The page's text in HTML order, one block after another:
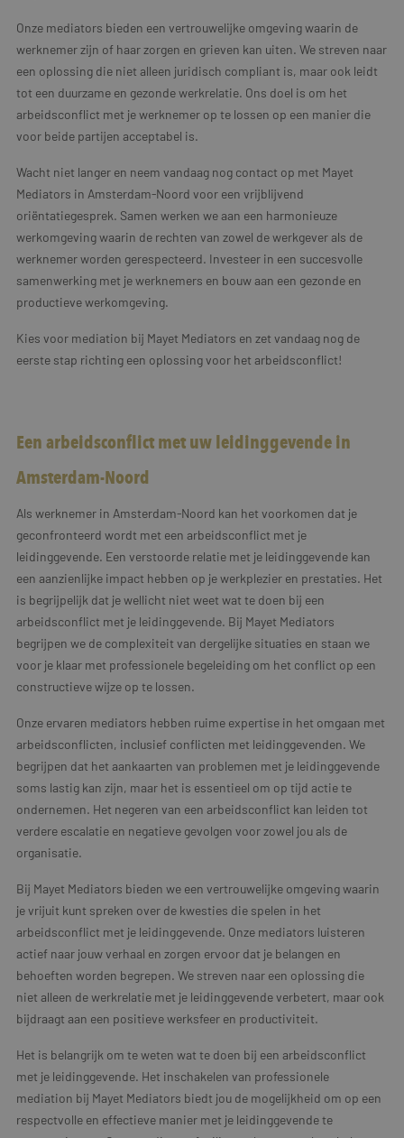
Onze mediators bieden een vertrouwelijke omgeving waarin de
werknemer zijn of haar zorgen en grieven kan uiten. We streven naar
een oplossing die niet alleen juridisch compliant is, maar ook leidt
tot een duurzame en gezonde werkrelatie. Ons doel is om het
arbeidsconflict met je werknemer op te lossen op een manier die
voor beide partijen acceptabel is.
Wacht niet langer en neem vandaag nog contact op met Mayet
Mediators in Amsterdam-Noord voor een vrijblijvend
oriëntatiegesprek. Samen werken we aan een harmonieuze
werkomgeving waarin de rechten van zowel de werkgever als de
werknemer worden gerespecteerd. Investeer in een succesvolle
samenwerking met je werknemers en bouw aan een gezonde en
productieve werkomgeving.
Kies voor mediation bij Mayet Mediators en zet vandaag nog de
eerste stap richting een oplossing voor het arbeidsconflict!
Een arbeidsconflict met uw leidinggevende in
Amsterdam-Noord
Als werknemer in Amsterdam-Noord kan het voorkomen dat je
geconfronteerd wordt met een arbeidsconflict met je
leidinggevende. Een verstoorde relatie met je leidinggevende kan
een aanzienlijke impact hebben op je werkplezier en prestaties. Het
is begrijpelijk dat je wellicht niet weet wat te doen bij een
arbeidsconflict met je leidinggevende. Bij Mayet Mediators
begrijpen we de complexiteit van dergelijke situaties en staan we
voor je klaar met professionele begeleiding om het conflict op een
constructieve wijze op te lossen.
Onze ervaren mediators hebben ruime expertise in het omgaan met
arbeidsconflicten, inclusief conflicten met leidinggevenden. We
begrijpen dat het aankaarten van problemen met je leidinggevende
soms lastig kan zijn, maar het is essentieel om op tijd actie te
ondernemen. Het negeren van een arbeidsconflict kan leiden tot
verdere escalatie en negatieve gevolgen voor zowel jou als de
organisatie.
Bij Mayet Mediators bieden we een vertrouwelijke omgeving waarin
je vrijuit kunt spreken over de kwesties die spelen in het
arbeidsconflict met je leidinggevende. Onze mediators luisteren
actief naar jouw verhaal en zorgen ervoor dat je belangen en
behoeften worden begrepen. We streven naar een oplossing die
niet alleen de werkrelatie met je leidinggevende verbetert, maar ook
bijdraagt aan een positieve werksfeer en productiviteit.
Het is belangrijk om te weten wat te doen bij een arbeidsconflict
met je leidinggevende. Het inschakelen van professionele
mediation bij Mayet Mediators biedt jou de mogelijkheid om op een
respectvolle en effectieve manier met je leidinggevende te